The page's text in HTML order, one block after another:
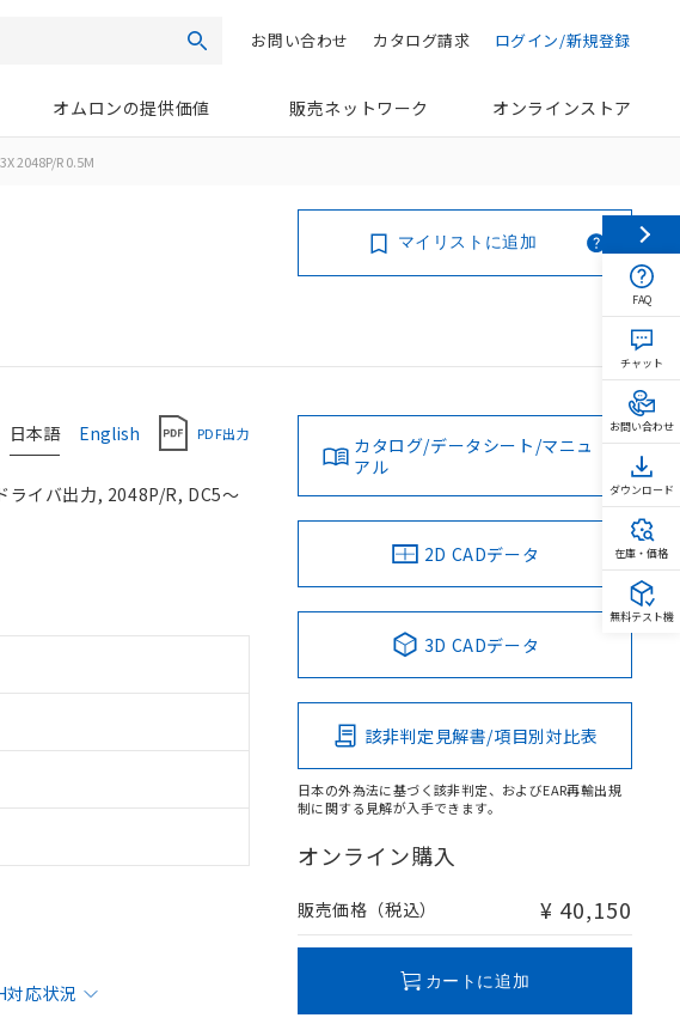
検索 ログイン/新規登録
カタログ請求
お問い合わせ
オムロンの提供価値 販売ネットワーク オンラインストア
2048P/R 0.5M
マイリストに追加
日本語 English PDF出力
ライバ出力, 2048P/R, DC5～
対応状況
カタログ/データシート/マニュ
アル
2D CADデータ
3D CADデータ
該非判定見解書/項目別対比表
日本の外為法に基づく該非判定、およびEAR再輸出規
制に関する見解が入手できます。
オンライン購入
販売価格（税込） ¥ 40,150
カートに追加
FAQ
チャット
お問い合わせ
ダウンロード
在庫・価格
無料テスト機